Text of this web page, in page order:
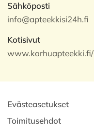
Sähköposti
info@apteekkisi24h.fi
Kotisivut
www.karhuapteekki.fi/
Evästeasetukset
Toimitusehdot